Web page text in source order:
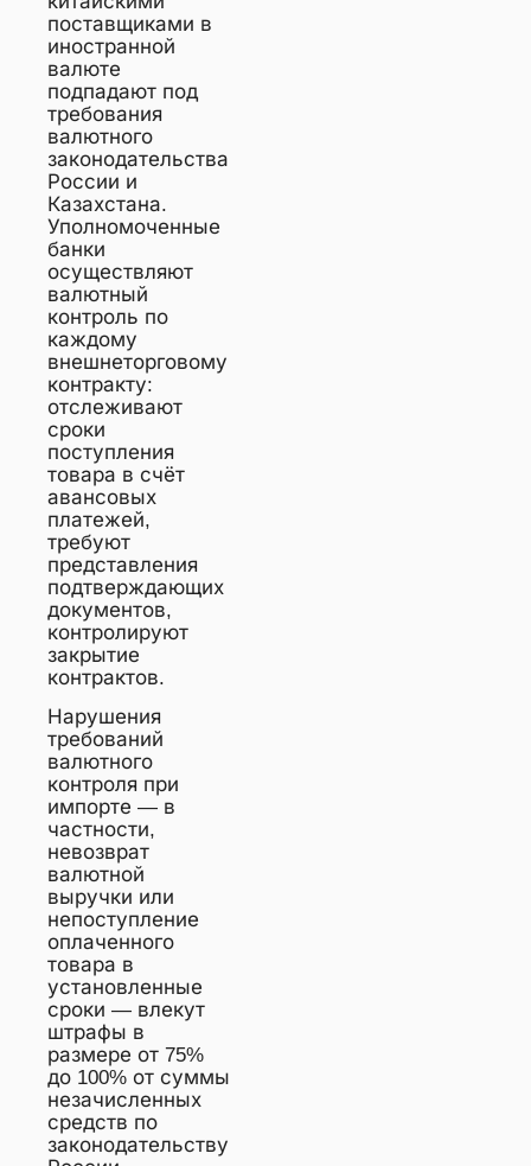
поставщиками в
иностранной
валюте
подпадают под
требования
валютного
законодательства
России и
Казахстана.
Уполномоченные
банки
осуществляют
валютный
контроль по
каждому
внешнеторговому
контракту:
отслеживают
сроки
поступления
товара в счёт
авансовых
платежей,
требуют
представления
подтверждающих
документов,
контролируют
закрытие
контрактов.
Нарушения
требований
валютного
контроля при
импорте — в
частности,
невозврат
валютной
выручки или
непоступление
оплаченного
товара в
установленные
сроки — влекут
штрафы в
размере от 75%
до 100% от суммы
незачисленных
средств по
законодательству